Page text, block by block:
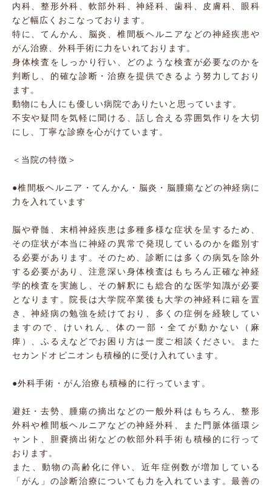
内科、整形外科、軟部外科、神経科、歯科、皮膚科、眼科
など幅広くおこなっております。
特に、てんかん、脳炎、椎間板ヘルニアなどの神経疾患や
がん治療、外科手術に力をいれております。
身体検査をしっかり行い、どのような検査が必要なのかを
判断し、的確な診断・治療を提供できるよう努力しており
ます。
動物にも人にも優しい病院でありたいと思っています。
不安や疑問を気軽に聞ける、話し合える雰囲気作りを大切
にし、丁寧な診療を心がけています。
＜当院の特徴＞
●椎間板ヘルニア・てんかん・脳炎・脳腫瘍などの神経病に
力を入れています
脳や脊髄、末梢神経疾患は多種多様な症状を呈するため、
その症状が本当に神経の異常で発現しているのかを鑑別す
る必要があります。そのため、診断には多くの病気を除外
する必要があり、注意深い身体検査はもちろん正確な神経
学的検査を実施し、その解釈にも総合的な医学知識が必要
となります。院長は大学院卒業後も大学の神経科に籍を置
き、神経病の勉強を続けており、多くの症例を経験してい
ますので、けいれん、体の一部・全てが動かない（麻
痺）、ふるえなどでお困り方は一度ご相談ください。また
セカンドオピニオンも積極的に受け入れています。
●外科手術・がん治療も積極的に行っています。
避妊・去勢、腫瘍の摘出などの一般外科はもちろん、整形
外科や椎間板ヘルニアなどの神経外科、また門脈体循環シ
ャント、胆嚢摘出術などの軟部外科手術も積極的に行って
おります。
また、動物の高齢化に伴い、近年症例数が増加している
「がん」の診断治療についても力を入れています。最善の